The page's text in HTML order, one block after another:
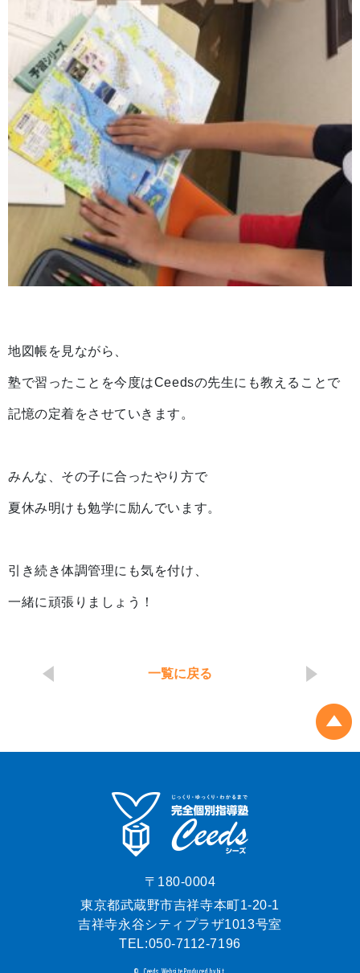
地図帳を見ながら、
塾で習ったことを今度はCeedsの先生にも教えることで
記憶の定着をさせていきます。
みんな、その子に合ったやり方で
夏休み明けも勉学に励んでいます。
引き続き体調管理にも気を付け、
一緒に頑張りましょう！
一覧に戻る
〒180-0004
東京都武蔵野市吉祥寺本町1-20-1
吉祥寺永谷シティプラザ1013号室
TEL:050-7112-7196
Ceeds. Website Produced by bit.